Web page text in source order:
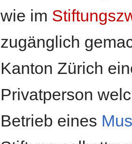
wie im
zugänglich
Kanton Zürich
Privatperson
Betrieb eines